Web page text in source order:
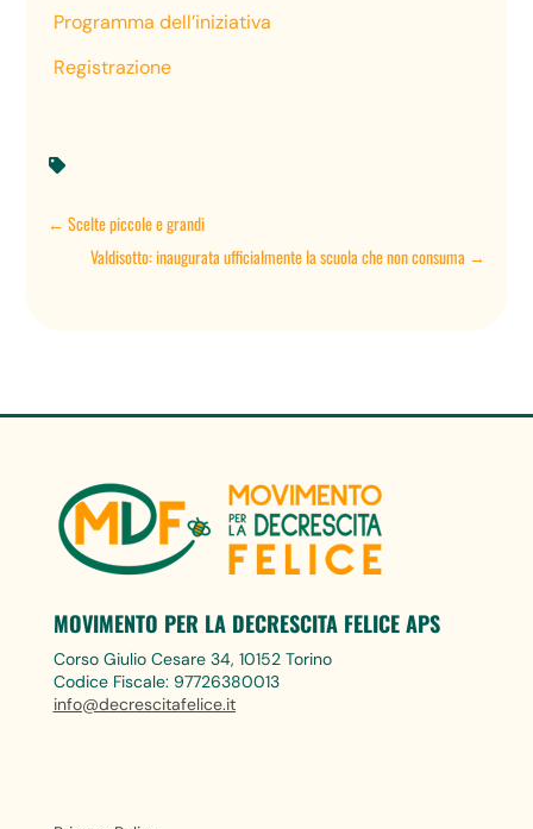
Programma dell’iniziativa
Registrazione

←Scelte piccole e grandi
Valdisotto: inaugurata ufficialmente la scuola che non consuma→
MOVIMENTO PER LA DECRESCITA FELICE APS
Corso Giulio Cesare 34, 10152 Torino
Codice Fiscale: 97726380013
info@decrescitafelice.it